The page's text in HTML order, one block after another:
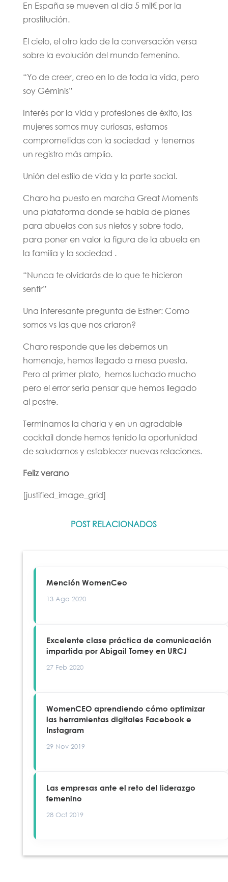
En España se mueven al día 5 mil€ por la
prostitución.
El cielo, el otro lado de la conversación versa
sobre la evolución del mundo femenino.
“Yo de creer, creo en lo de toda la vida, pero
soy Géminis”
Interés por la vida y profesiones de éxito, las
mujeres somos muy curiosas, estamos
comprometidas con la sociedad y tenemos
un registro más amplio.
Unión del estilo de vida y la parte social.
Charo ha puesto en marcha Great Moments
una plataforma donde se habla de planes
para abuelas con sus nietos y sobre todo,
para poner en valor la figura de la abuela en
la familia y la sociedad .
“Nunca te olvidarás de lo que te hicieron
sentir”
Una interesante pregunta de Esther: Como
somos vs las que nos criaron?
Charo responde que les debemos un
homenaje, hemos llegado a mesa puesta.
Pero al primer plato, hemos luchado mucho
pero el error sería pensar que hemos llegado
al postre.
Terminamos la charla y en un agradable
cocktail donde hemos tenido la oportunidad
de saludarnos y establecer nuevas relaciones.
Feliz verano
[justified_image_grid]
POST RELACIONADOS
Mención WomenCeo
13 Ago 2020
Excelente clase práctica de comunicación
impartida por Abigail Tomey en URCJ
27 Feb 2020
WomenCEO aprendiendo cómo optimizar
las herramientas digitales Facebook e
Instagram
29 Nov 2019
Las empresas ante el reto del liderazgo
femenino
28 Oct 2019